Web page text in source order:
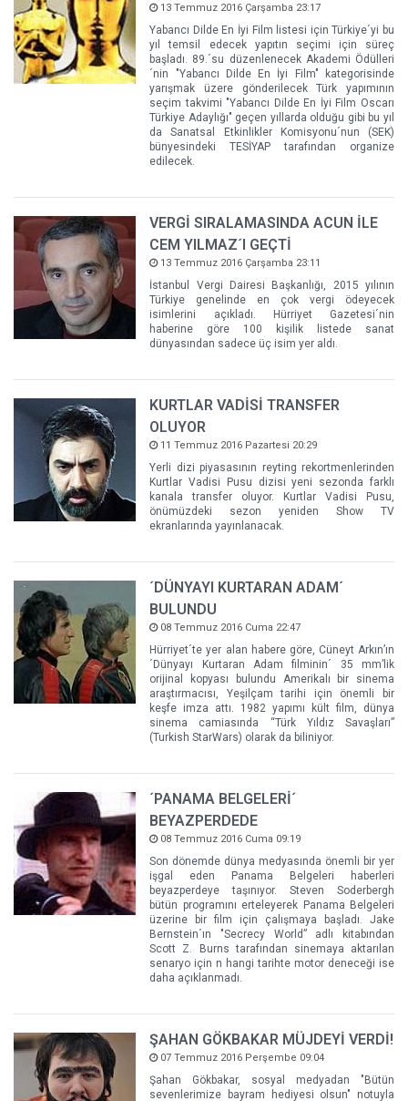
13 Temmuz 2016 Çarşamba 23:17
Yabancı Dilde En İyi Film listesi için Türkiye´yi bu
yıl temsil edecek yapıtın seçimi için süreç
başladı. 89.´su düzenlenecek Akademi Ödülleri
´nin "Yabancı Dilde En İyi Film" kategorisinde
yarışmak üzere gönderilecek Türk yapımının
seçim takvimi "Yabancı Dilde En İyi Film Oscarı
Türkiye Adaylığı" geçen yıllarda olduğu gibi bu yıl
da Sanatsal Etkinlikler Komisyonu´nun (SEK)
bünyesindeki TESİYAP tarafından organize
edilecek.
VERGİ SIRALAMASINDA ACUN İLE
CEM YILMAZ´I GEÇTİ
13 Temmuz 2016 Çarşamba 23:11
İstanbul Vergi Dairesi Başkanlığı, 2015 yılının
Türkiye genelinde en çok vergi ödeyecek
isimlerini açıkladı. Hürriyet Gazetesi´nin
haberine göre 100 kişilik listede sanat
dünyasından sadece üç isim yer aldı.
KURTLAR VADİSİ TRANSFER
OLUYOR
11 Temmuz 2016 Pazartesi 20:29
Yerli dizi piyasasının reyting rekortmenlerinden
Kurtlar Vadisi Pusu dizisi yeni sezonda farklı
kanala transfer oluyor. Kurtlar Vadisi Pusu,
önümüzdeki sezon yeniden Show TV
ekranlarında yayınlanacak.
´DÜNYAYI KURTARAN ADAM´
BULUNDU
08 Temmuz 2016 Cuma 22:47
Hürriyet´te yer alan habere göre, Cüneyt Arkın’ın
´Dünyayı Kurtaran Adam filminin´ 35 mm’lik
orijinal kopyası bulundu Amerikalı bir sinema
araştırmacısı, Yeşilçam tarihi için önemli bir
keşfe imza attı. 1982 yapımı kült film, dünya
sinema camiasında “Türk Yıldız Savaşları”
(Turkish StarWars) olarak da biliniyor.
´PANAMA BELGELERİ´
BEYAZPERDEDE
08 Temmuz 2016 Cuma 09:19
Son dönemde dünya medyasında önemli bir yer
işgal eden Panama Belgeleri haberleri
beyazperdeye taşınıyor. Steven Soderbergh
bütün programını erteleyerek Panama Belgeleri
üzerine bir film için çalışmaya başladı. Jake
Bernstein´ın "Secrecy World” adlı kitabından
Scott Z. Burns tarafından sinemaya aktarılan
senaryo için n hangi tarihte motor deneceği ise
daha açıklanmadı.
ŞAHAN GÖKBAKAR MÜJDEYİ VERDİ!
07 Temmuz 2016 Perşembe 09:04
Şahan Gökbakar, sosyal medyadan "Bütün
sevenlerimize bayram hediyesi olsun" notuyla